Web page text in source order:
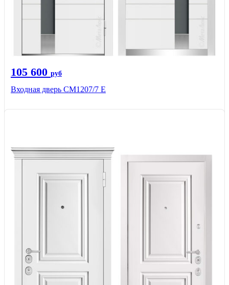
105 600 руб
Входная дверь СМ1207/7 E